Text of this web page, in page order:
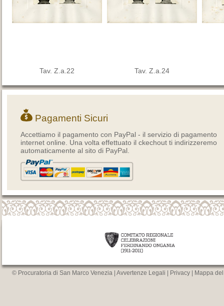
Tav. Z.a.22 Tav. Z.a.24
Pagamenti Sicuri
Accettiamo il pagamento con PayPal - il servizio di pagamento
internet online. Una volta effettuato il ckechout ti indirizzeremo
automaticamente al sito di PayPal.
© Procuratoria di San Marco Venezia | Avvertenze Legali Privacy Mappa